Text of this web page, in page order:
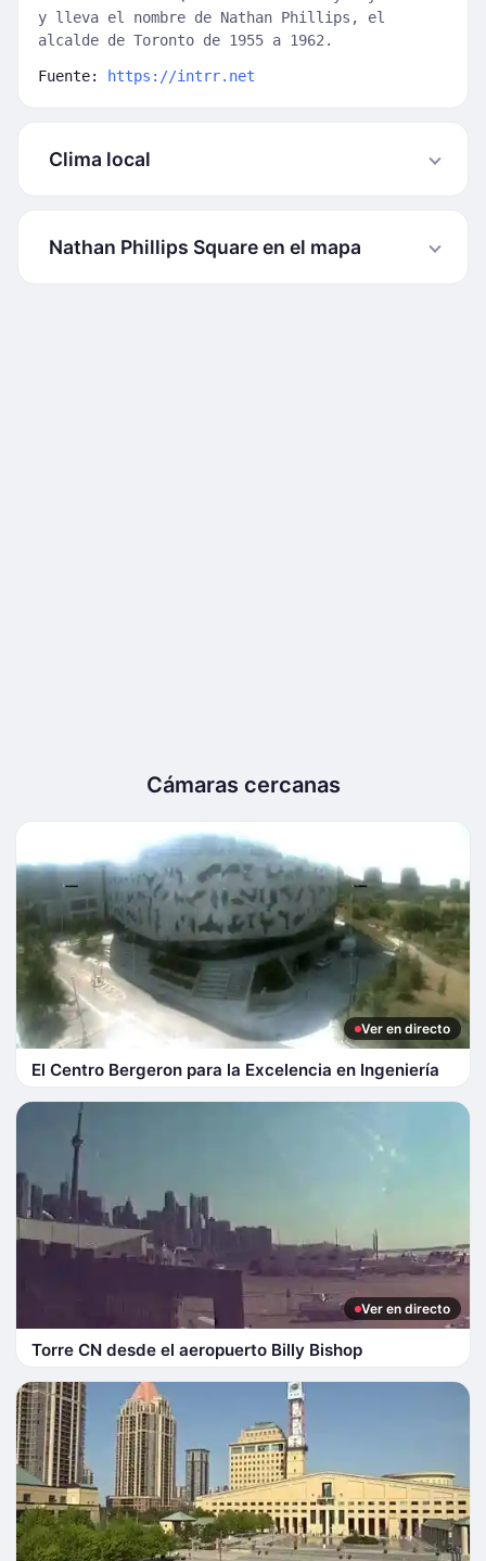
y lleva el nombre de Nathan Phillips, el
alcalde de Toronto de 1955 a 1962.
Fuente: https://intrr.net
Clima local
Nathan Phillips Square en el mapa
Cámaras cercanas
Ver en directo
El Centro Bergeron para la Excelencia en Ingeniería
Ver en directo
Torre CN desde el aeropuerto Billy Bishop